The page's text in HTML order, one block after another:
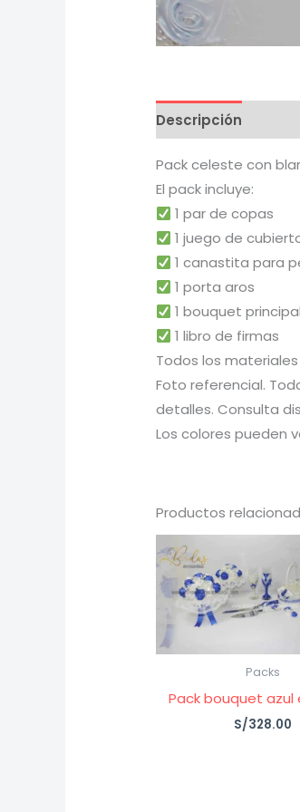
Descripción
Pack celeste con
El pack incluye:
1 par de copas
1 juego de
1 canastita para
1 porta aros
1 bouquet
1 libro de firmas
Todos los
Foto referencial.
detalles. Consulta
Los colores pueden
Productos
Packs
Pack bouquet azul
S/328.00